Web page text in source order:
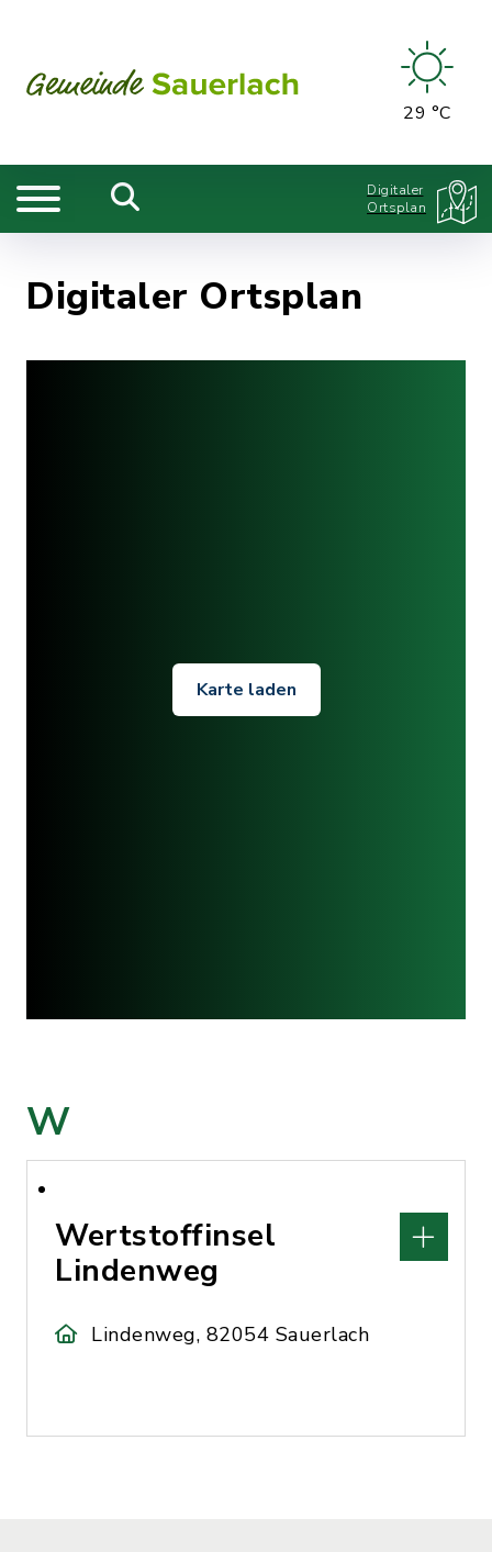
29 °C
Digitaler
Ortsplan
Digitaler Ortsplan
Karte laden
W
Wertstoffinsel
Lindenweg
Lindenweg, 82054 Sauerlach